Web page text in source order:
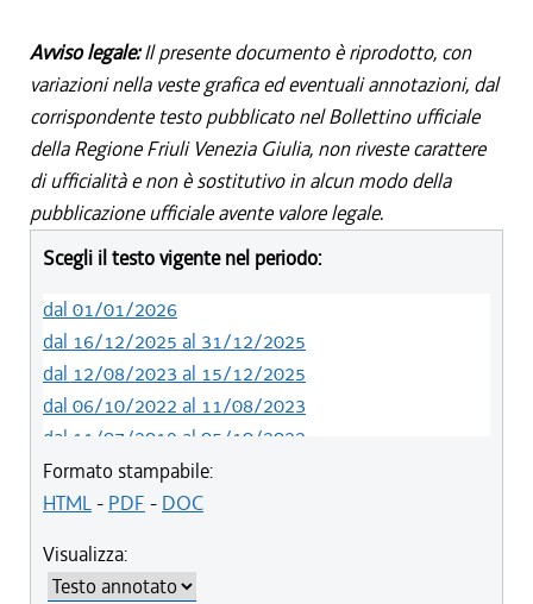
Avviso legale:Il presente documento è riprodotto, con
variazioni nella veste grafica ed eventuali annotazioni, dal
corrispondente testo pubblicato nel Bollettino ufficiale
della Regione Friuli Venezia Giulia, non riveste carattere
di ufficialità e non è sostitutivo in alcun modo della
pubblicazione ufficiale avente valore legale.
Scegli il testo vigente nel periodo:
dal 01/01/2026
dal 16/12/2025 al 31/12/2025
dal 12/08/2023 al 15/12/2025
dal 06/10/2022 al 11/08/2023
dal 11/07/2019 al 05/10/2022
dal 01/05/2019 al 10/07/2019
dal 12/04/2018 al 30/04/2019
dal 01/01/2018 al 28/03/2018
dal 09/11/2017 al 31/12/2017
Formato stampabile:
HTML- PDF - DOC
Visualizza: